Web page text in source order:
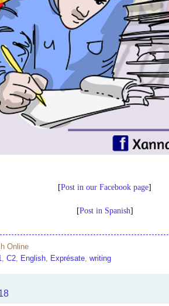
[Post in our Facebook page]
[Post in Spanish]
Online
C2 English Exprésate writing